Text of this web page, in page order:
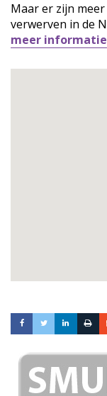
Maar er zijn
verwerven in de
meer informatie